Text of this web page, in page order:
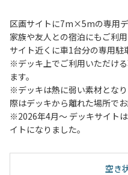
区画サイトに7m×5mの専用デ
家族や友人との宿泊にもご利用
サイト近くに車1台分の専用駐
※デッキ上でご利用いただけ
ます。
※デッキは熱に弱い素材とな
際はデッキから離れた場所でお
※2026年4月～ デッキサイト
イトになりました。
空き